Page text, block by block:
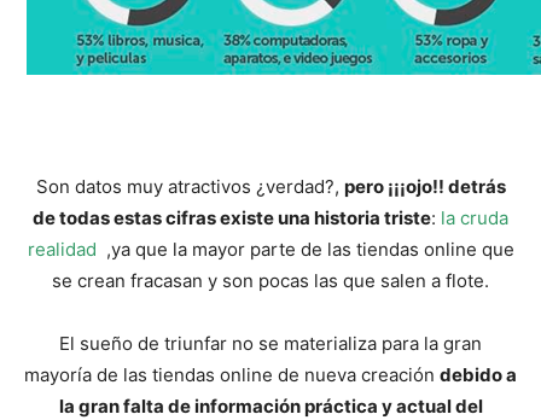
Son datos muy atractivos ¿verdad?, pero ¡¡¡ojo!! detrás
de todas estas cifras existe una historia triste: la cruda
realidad ,ya que la mayor parte de las tiendas online que
se crean fracasan y son pocas las que salen a flote.
El sueño de triunfar no se materializa para la gran
mayoría de las tiendas online de nueva creación debido a
la gran falta de información práctica y actual del